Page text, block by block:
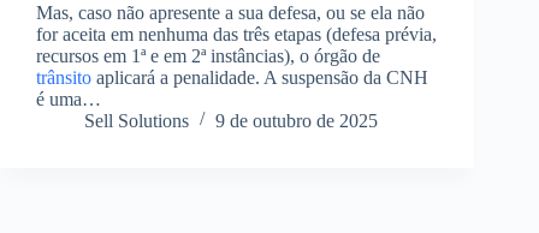
Mas, caso não apresente a sua defesa, ou se ela não
for aceita em nenhuma das três etapas (defesa prévia,
recursos em 1ª e em 2ª instâncias), o órgão de
trânsito aplicará a penalidade. A suspensão da CNH
é uma…
Sell Solutions
9 de outubro de 2025